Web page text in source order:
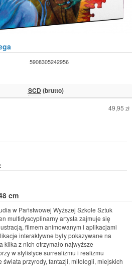
5908305242956
SCD (brutto)
49,95 zł
cm
w Państwowej Wyższej Szkole Sztuk
multidyscyplinarny artysta zajmuje się
filmem animowanym i aplikacjami
interaktywne były pokazywane na
kilka z nich otrzymało najwyższe
w stylistyce surrealizmu i realizmu
świata przyrody, fantazji, mitologii, miejskich